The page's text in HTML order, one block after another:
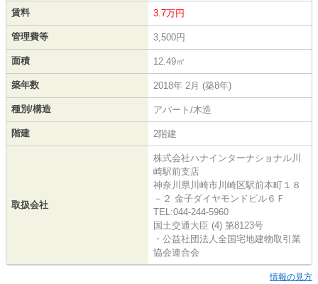
賃料 3.7万円
管理費等 3,500円
面積 12.49㎡
築年数 2018年 2月 (築8年)
種別/構造 アパート/木造
階建 2階建
取扱会社
株式会社ハナインターナショナル川
崎駅前支店
神奈川県川崎市川崎区駅前本町１８
－２ 金子ダイヤモンドビル６Ｆ
TEL:044-244-5960
国土交通大臣 (4) 第8123号
・公益社団法人全国宅地建物取引業
協会連合会
情報の見方